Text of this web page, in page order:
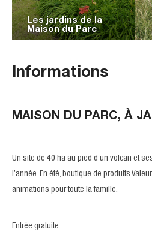
Les jardins de la
Maison du Parc
Informations
MAISON DU PARC, À
Un site de 40 ha au pied d’un volcan et
l’année. En été, boutique de produits
animations pour toute la famille.
Entrée gratuite.